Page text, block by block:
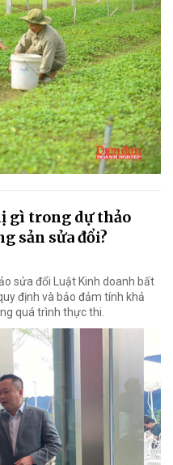
gì trong dự thảo
sản sửa đổi?
sửa đổi Luật Kinh doanh bất
định và bảo đảm tính khả
quá trình thực thi.